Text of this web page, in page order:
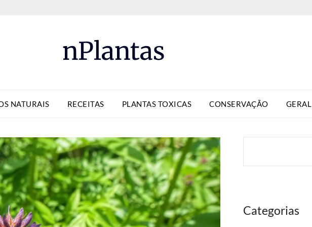
nPlantas
NATURAIS RECEITAS PLANTAS TOXICAS CONSERVAÇÃO GERAL
Categorias